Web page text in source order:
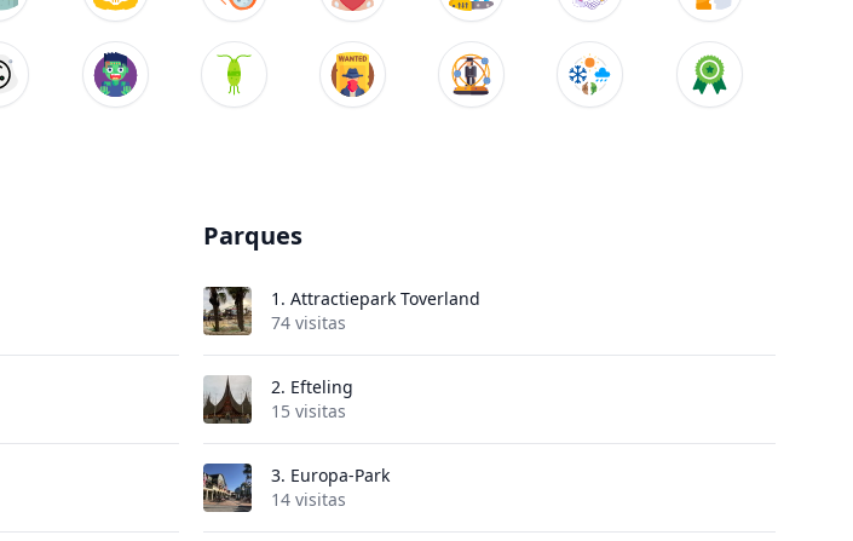
Parques
1. Attractiepark Toverland
74 visitas
2. Efteling
15 visitas
3. Europa-Park
14 visitas